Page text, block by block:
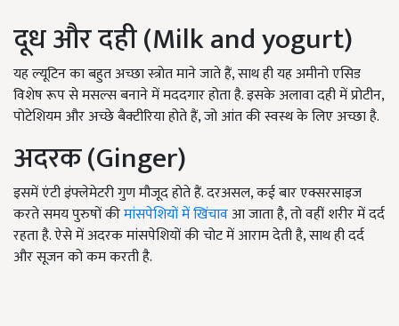
दूध और दही (Milk and yogurt)
यह ल्यूटिन का बहुत अच्छा स्त्रोत माने जाते हैं, साथ ही यह अमीनो एसिड
विशेष रूप से मसल्स बनाने में मददगार होता है. इसके अलावा दही में प्रोटीन,
पोटेशियम और अच्छे बैक्टीरिया होते हैं, जो आंत की स्वस्थ के लिए अच्छा है.
अदरक (Ginger)
इसमें एंटी इंफ्लेमेटरी गुण मौजूद होते हैं. दरअसल, कई बार एक्सरसाइज
करते समय पुरुषों कीमांसपेशियों में खिंचावआ जाता है, तो वहीं शरीर में दर्द
रहता है. ऐसे में अदरक मांसपेशियों की चोट में आराम देती है, साथ ही दर्द
और सूजन को कम करती है.